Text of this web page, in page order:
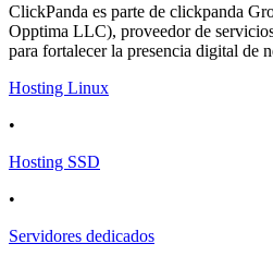
ClickPanda es parte de clickpanda
Opptima LLC), proveedor de
para fortalecer la presencia digital de
Hosting Linux
•
Hosting SSD
•
Servidores dedicados